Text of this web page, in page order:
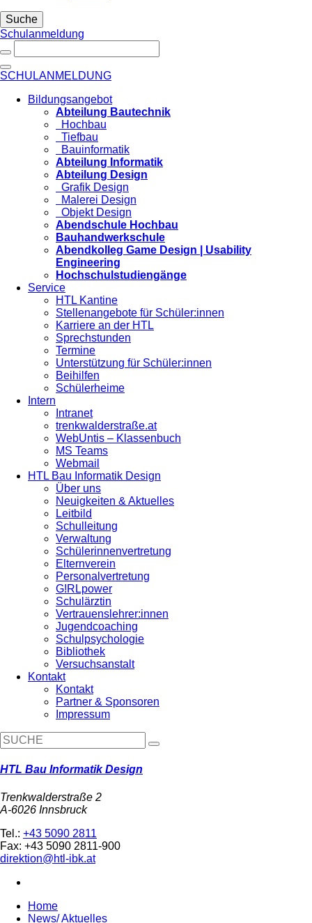
Suche
Schulanmeldung
SCHULANMELDUNG
Bildungsangebot
Abteilung Bautechnik
Hochbau
Tiefbau
Bauinformatik
Abteilung Informatik
Abteilung Design
Grafik Design
Malerei Design
Objekt Design
Abendschule Hochbau
Bauhandwerkschule
Abendkolleg Game Design | Usability
Engineering
Hochschulstudiengänge
Service
HTL Kantine
Stellenangebote für Schüler:innen
Karriere an der HTL
Sprechstunden
Termine
Unterstützung für Schüler:innen
Beihilfen
Schülerheime
Intern
Intranet
trenkwalderstraße.at
WebUntis – Klassenbuch
MS Teams
Webmail
HTL Bau Informatik Design
Über uns
Neuigkeiten & Aktuelles
Leitbild
Schulleitung
Verwaltung
Schülerinnenvertretung
Elternverein
Personalvertretung
G!RLpower
Schulärztin
Vertrauenslehrer:innen
Jugendcoaching
Schulpsychologie
Bibliothek
Versuchsanstalt
Kontakt
Kontakt
Partner & Sponsoren
Impressum
HTL Bau Informatik Design
Trenkwalderstraße 2
A-6026 Innsbruck
Tel.: +43 5090 2811
Fax: +43 5090 2811-900
direktion@htl-ibk.at
Home
News/ Aktuelles